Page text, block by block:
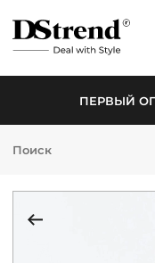
ПЕРВЫЙ
КАТАЛОГ
НОВИНКИ